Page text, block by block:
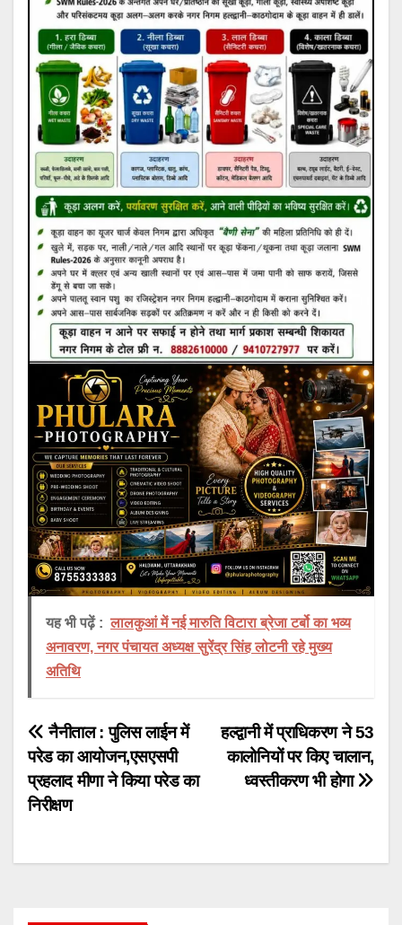
यह भी पढ़ें : लालकुआं में नई मारुति विटारा ब्रेजा टर्बो का भव्य
अनावरण, नगर पंचायत अध्यक्ष सुरेंद्र सिंह लोटनी रहे मुख्य
अतिथि
Post
navigation
हल्द्वानी में प्राधिकरण ने 53
कालोनियों पर किए चालान,
ध्वस्तीकरण भी होगा
नैनीताल : पुलिस लाईन में
परेड का आयोजन,एसएसपी
प्रहलाद मीणा ने किया परेड का
निरीक्षण